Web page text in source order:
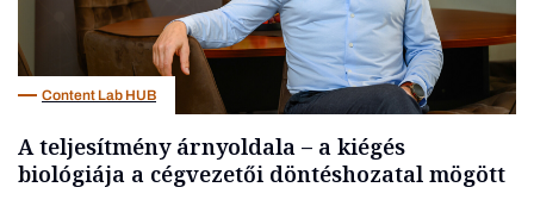
Content Lab HUB
A teljesítmény árnyoldala – a kiégés
biológiája a cégvezetői döntéshozatal mögött